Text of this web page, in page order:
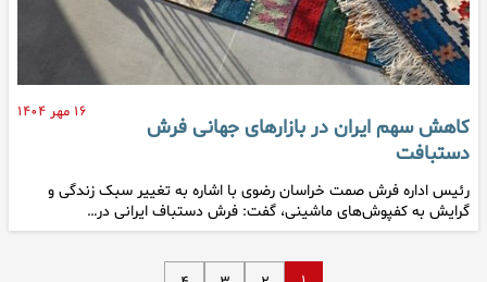
۱۶ مهر ۱۴۰۴
کاهش سهم ایران در بازارهای جهانی فرش
دستبافت
رئیس اداره فرش صمت خراسان رضوی با اشاره به تغییر سبک زندگی و
گرایش به کفپوش‌های ماشینی، گفت: فرش دستباف ایرانی در…